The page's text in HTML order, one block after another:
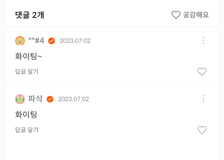
댓글 2개 공감해요
^^#4 2023.07.02
화이팅~
답글 달기
파삭 2023.07.02
화이팅
답글 달기